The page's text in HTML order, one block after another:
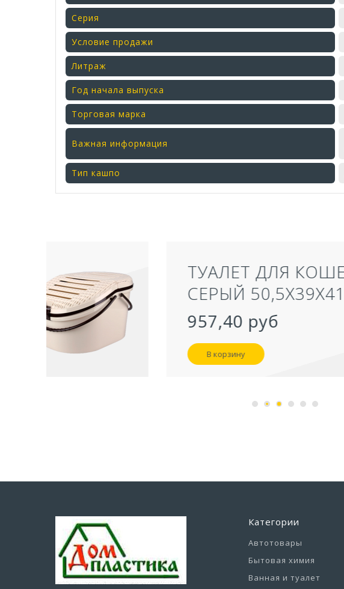
Серия
Условие продажи
Литраж
Год начала выпуска
Торговая марка
Важная информация
Тип кашпо
ТУАЛЕТ ДЛЯ КОШЕК ЗАКРЫТЫЙ
СЕРЫЙ 50,5Х39Х41 СМ
957,40 руб
В корзину
Категории
Автотовары
Бытовая химия
Ванная и туалет